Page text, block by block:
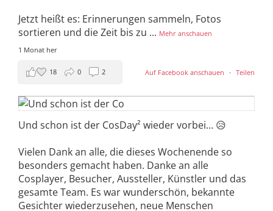
Jetzt heißt es: Erinnerungen sammeln, Fotos
sortieren und die Zeit bis zu ... Mehr anschauen
1 Monat her
Auf Facebook anschauen · Teilen
18 0 2
Und schon ist der CosDay² wieder vorbei… 😥
Vielen Dank an alle, die dieses Wochenende so
besonders gemacht haben. Danke an alle
Cosplayer, Besucher, Aussteller, Künstler und das
gesamte Team. Es war wunderschön, bekannte
Gesichter wiederzusehen, neue Menschen